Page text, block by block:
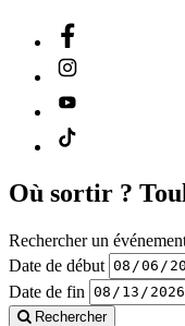
Où sortir ?
Rechercher un
Date de début
Date de fin
Rechercher